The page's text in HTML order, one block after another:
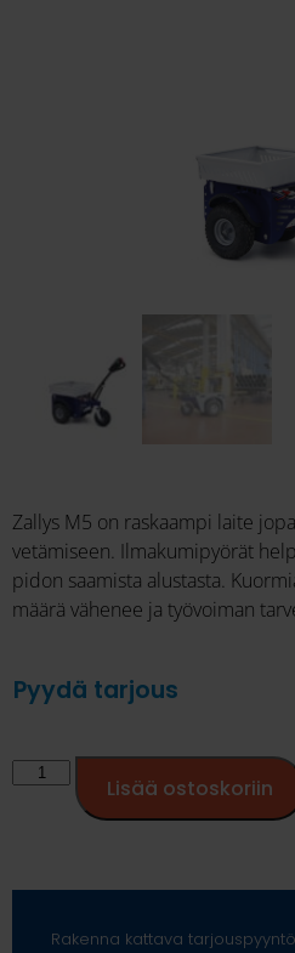
Zallys M5 on raskaampi laite
vetämiseen. Ilmakumipyörät
pidon saamista alustasta.
määrä vähenee ja työvoiman
Pyydä tarjous
Lisää ostoskoriin
Rakenna kattava